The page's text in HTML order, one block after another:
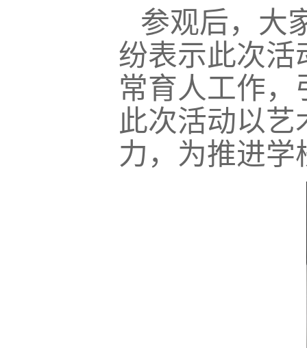
参观后，大
纷表示此次活
常育人工作
此次活动以
力，为推进